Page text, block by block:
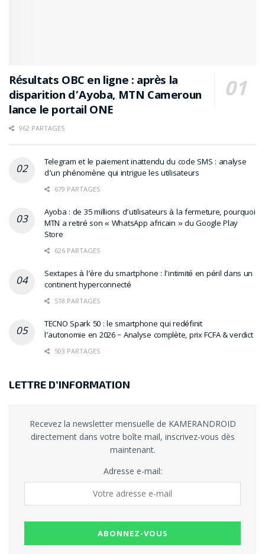
Résultats OBC en ligne : après la
disparition d’Ayoba, MTN Cameroun
lance le portail ONE
962 PARTAGES
Telegram et le paiement inattendu du code SMS : analyse
d’un phénomène qui intrigue les utilisateurs
679 PARTAGES
Ayoba : de 35 millions d’utilisateurs à la fermeture, pourquoi
MTN a retiré son « WhatsApp africain » du Google Play
Store
626 PARTAGES
Sextapes à l’ère du smartphone : l’intimité en péril dans un
continent hyperconnecté
518 PARTAGES
TECNO Spark 50 : le smartphone qui redéfinit
l’autonomie en 2026 – Analyse complète, prix FCFA & verdict
503 PARTAGES
LETTRE D’INFORMATION
Recevez la newsletter mensuelle de KAMERANDROID
directement dans votre boîte mail, inscrivez-vous dès
maintenant.
Adresse e-mail: